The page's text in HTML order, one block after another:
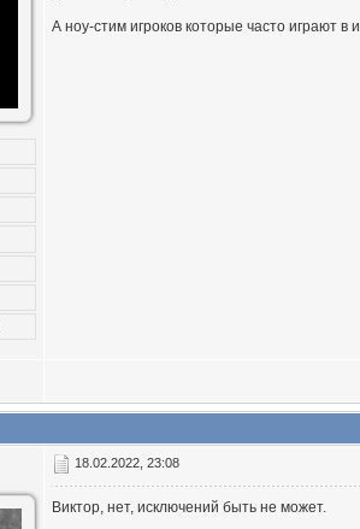
А ноу-стим игроков которые часто играют
18.02.2022, 23:08
Виктор, нет, исключений быть не может.